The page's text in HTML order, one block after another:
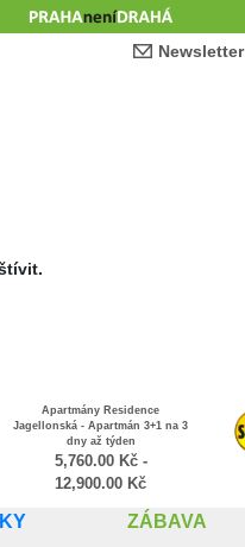
Newsletter
Apartmány Residence
Jagellonská - nejlepší pro pobyt
pro dva
3,600.00Kč-8,400.00
ZÁBAVA